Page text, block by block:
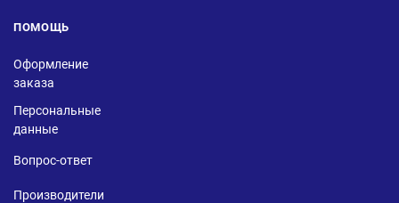
ПОМОЩЬ
Оформление
заказа
Персональные
данные
Вопрос-ответ
Производители